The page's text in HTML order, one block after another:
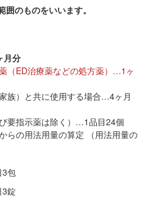
囲のものをいいます。
月分
（ED治療薬などの処方薬）…1ヶ
族）と共に使用する場合…4ヶ月
要指示薬は除く）…1品目24個
らの用法用量の算定 （用法用量の
3包
錠